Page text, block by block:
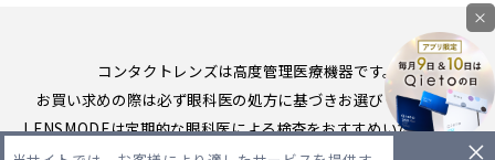
コンタクトレンズは高度管理医療機器です。
お買い求めの際は必ず眼科医の処方に基づきお選びください。
LENSMODEは定期的な眼科医による検査をおすすめいたします。
×